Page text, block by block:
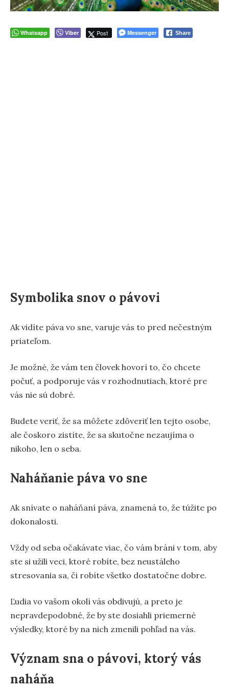
Whatsapp Viber Post Messenger Share
Symbolika snov o pávovi
Ak vidíte páva vo sne, varuje vás to pred nečestným
priateľom.
Je možné, že vám ten človek hovorí to, čo chcete
počuť, a podporuje vás v rozhodnutiach, ktoré pre
vás nie sú dobré.
Budete veriť, že sa môžete zdôveriť len tejto osobe,
ale čoskoro zistíte, že sa skutočne nezaujíma o
nikoho, len o seba.
Naháňanie páva vo sne
Ak snívate o naháňaní páva, znamená to, že túžite po
dokonalosti.
Vždy od seba očakávate viac, čo vám bráni v tom, aby
ste si užili veci, ktoré robíte, bez neustáleho
stresovania sa, či robíte všetko dostatočne dobre.
Ľudia vo vašom okolí vás obdivujú, a preto je
nepravdepodobné, že by ste dosiahli priemerné
výsledky, ktoré by na nich zmenili pohľad na vás.
Význam sna o pávovi, ktorý vás
naháňa